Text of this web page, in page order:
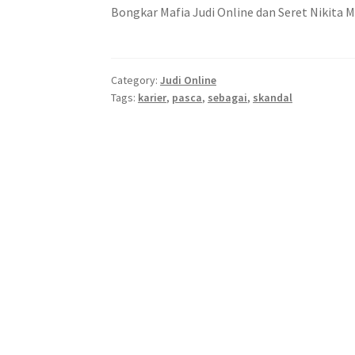
Bongkar Mafia Judi Online dan Seret Nikita
Category:Judi Online
Tags: karier, pasca, sebagai, skandal